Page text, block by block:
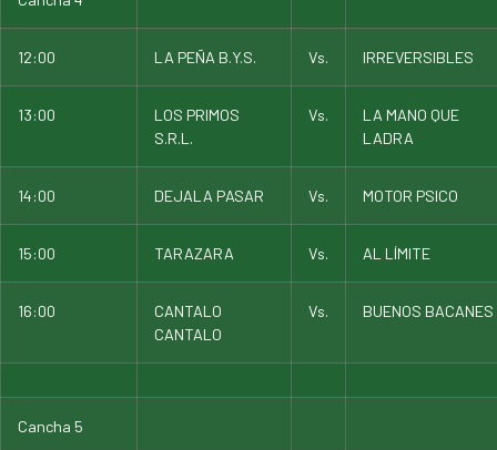
12:00 LA PEÑA B.Y.S. Vs. IRREVERSIBLES
13:00
LOS PRIMOS
S.R.L.
Vs.
LA MANO QUE
LADRA
14:00 DEJALA PASAR Vs. MOTOR PSICO
15:00 TARAZARA Vs. AL LÍMITE
16:00
CANTALO
CANTALO
Vs. BUENOS BACANES
Cancha 5